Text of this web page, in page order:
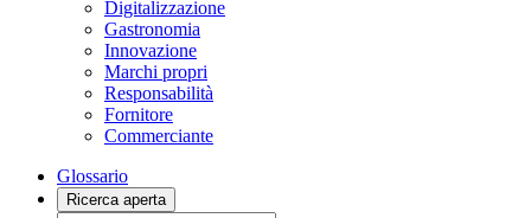
Digitalizzazione
Gastronomia
Innovazione
Marchi propri
Responsabilità
Fornitore
Commerciante
Glossario
Ricerca aperta